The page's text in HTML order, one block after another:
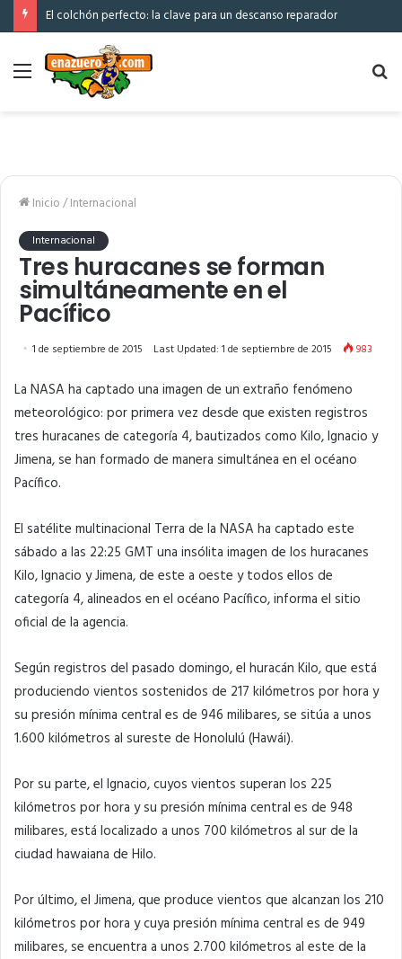
El colchón perfecto: la clave para un descanso reparador
Menú
Inicio/Internacional
Internacional
Tres huracanes se forman
simultáneamente en el
Pacífico
1 de septiembre de 2015 Last Updated: 1 de septiembre de 2015 983
La NASA ha captado una imagen de un extraño fenómeno
meteorológico: por primera vez desde que existen registros
tres huracanes de categoría 4, bautizados como Kilo, Ignacio y
Jimena, se han formado de manera simultánea en el océano
Pacífico.
El satélite multinacional Terra de la NASA ha captado este
sábado a las 22:25 GMT una insólita imagen de los huracanes
Kilo, Ignacio y Jimena, de este a oeste y todos ellos de
categoría 4, alineados en el océano Pacífico, informa el sitio
oficial de la agencia.
Según registros del pasado domingo, el huracán Kilo, que está
produciendo vientos sostenidos de 217 kilómetros por hora y
su presión mínima central es de 946 milibares, se sitúa a unos
1.600 kilómetros al sureste de Honolulú (Hawái).
Por su parte, el Ignacio, cuyos vientos superan los 225
kilómetros por hora y su presión mínima central es de 948
milibares, está localizado a unos 700 kilómetros al sur de la
ciudad hawaiana de Hilo.
Por último, el Jimena, que produce vientos que alcanzan los 210
kilómetros por hora y cuya presión mínima central es de 949
milibares, se encuentra a unos 2.700 kilómetros al este de la